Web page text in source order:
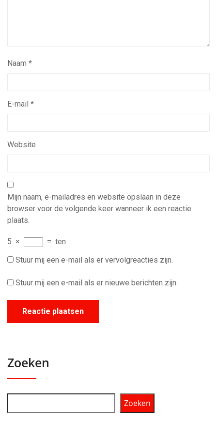
Naam *
E-mail *
Website
Mijn naam, e-mailadres en website opslaan in deze
browser voor de volgende keer wanneer ik een reactie
plaats.
5 × = ten
Stuur mij een e-mail als er vervolgreacties zijn.
Stuur mij een e-mail als er nieuwe berichten zijn.
Zoeken
Zoeken